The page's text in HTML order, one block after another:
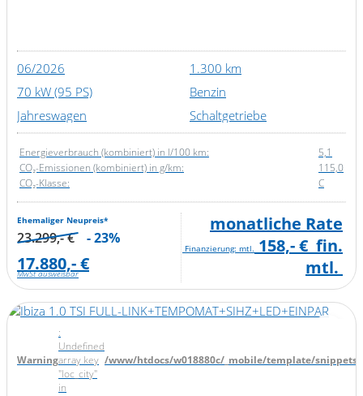
06/2026
1.300 km
70 kW (95 PS)
Benzin
Jahreswagen
Schaltgetriebe
Energieverbrauch (kombiniert) in l/100 km:
5,1
CO₂-Emissionen (kombiniert) in g/km:
115,0
CO₂-Klasse:
C
Ehemaliger Neupreis*
23.299,- € - 23%
17.880,- €
MwSt ausweisbar
monatliche Rate
Finanzierung: mtl. 158,- € fin.
mtl.
Warning
:
Undefined
array key
"loc_city"
in
/www/htdocs/w018880c/_mobile/template/